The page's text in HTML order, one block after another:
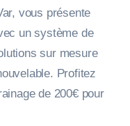
vous présente
un système de
sur mesure
Profitez
de 200€ pour